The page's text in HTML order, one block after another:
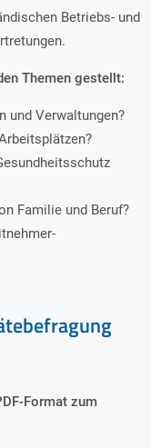
Betriebs- und
Themen gestellt:
und Verwaltungen?
Familie und Beruf?
Format zum